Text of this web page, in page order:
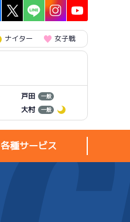
ナイター 女子戦
戸田 一般
大村 一般
各種サービス